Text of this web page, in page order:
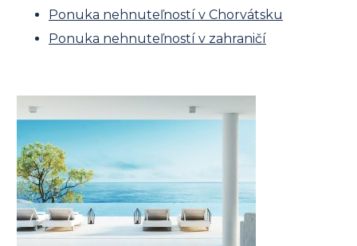
Ponuka nehnuteľností v Chorvátsku
Ponuka nehnuteľností v zahraničí